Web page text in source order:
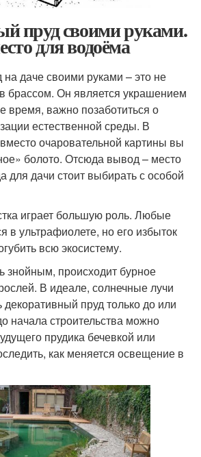
пруд своими руками.
для водоёма
даче своими руками – это не
брассом. Он является украшением
время, важно позаботиться о
естественной среды. В
очаровательной картины вы
болото. Отсюда вывод – место
для дачи стоит выбирать с особой
играет большую роль. Любые
в ультрафиолете, но его избыток
всю экосистему.
знойным, происходит бурное
В идеале, солнечные лучи
пруд только до или
начала строительства можно
прудика бечевкой или
как меняется освещение в